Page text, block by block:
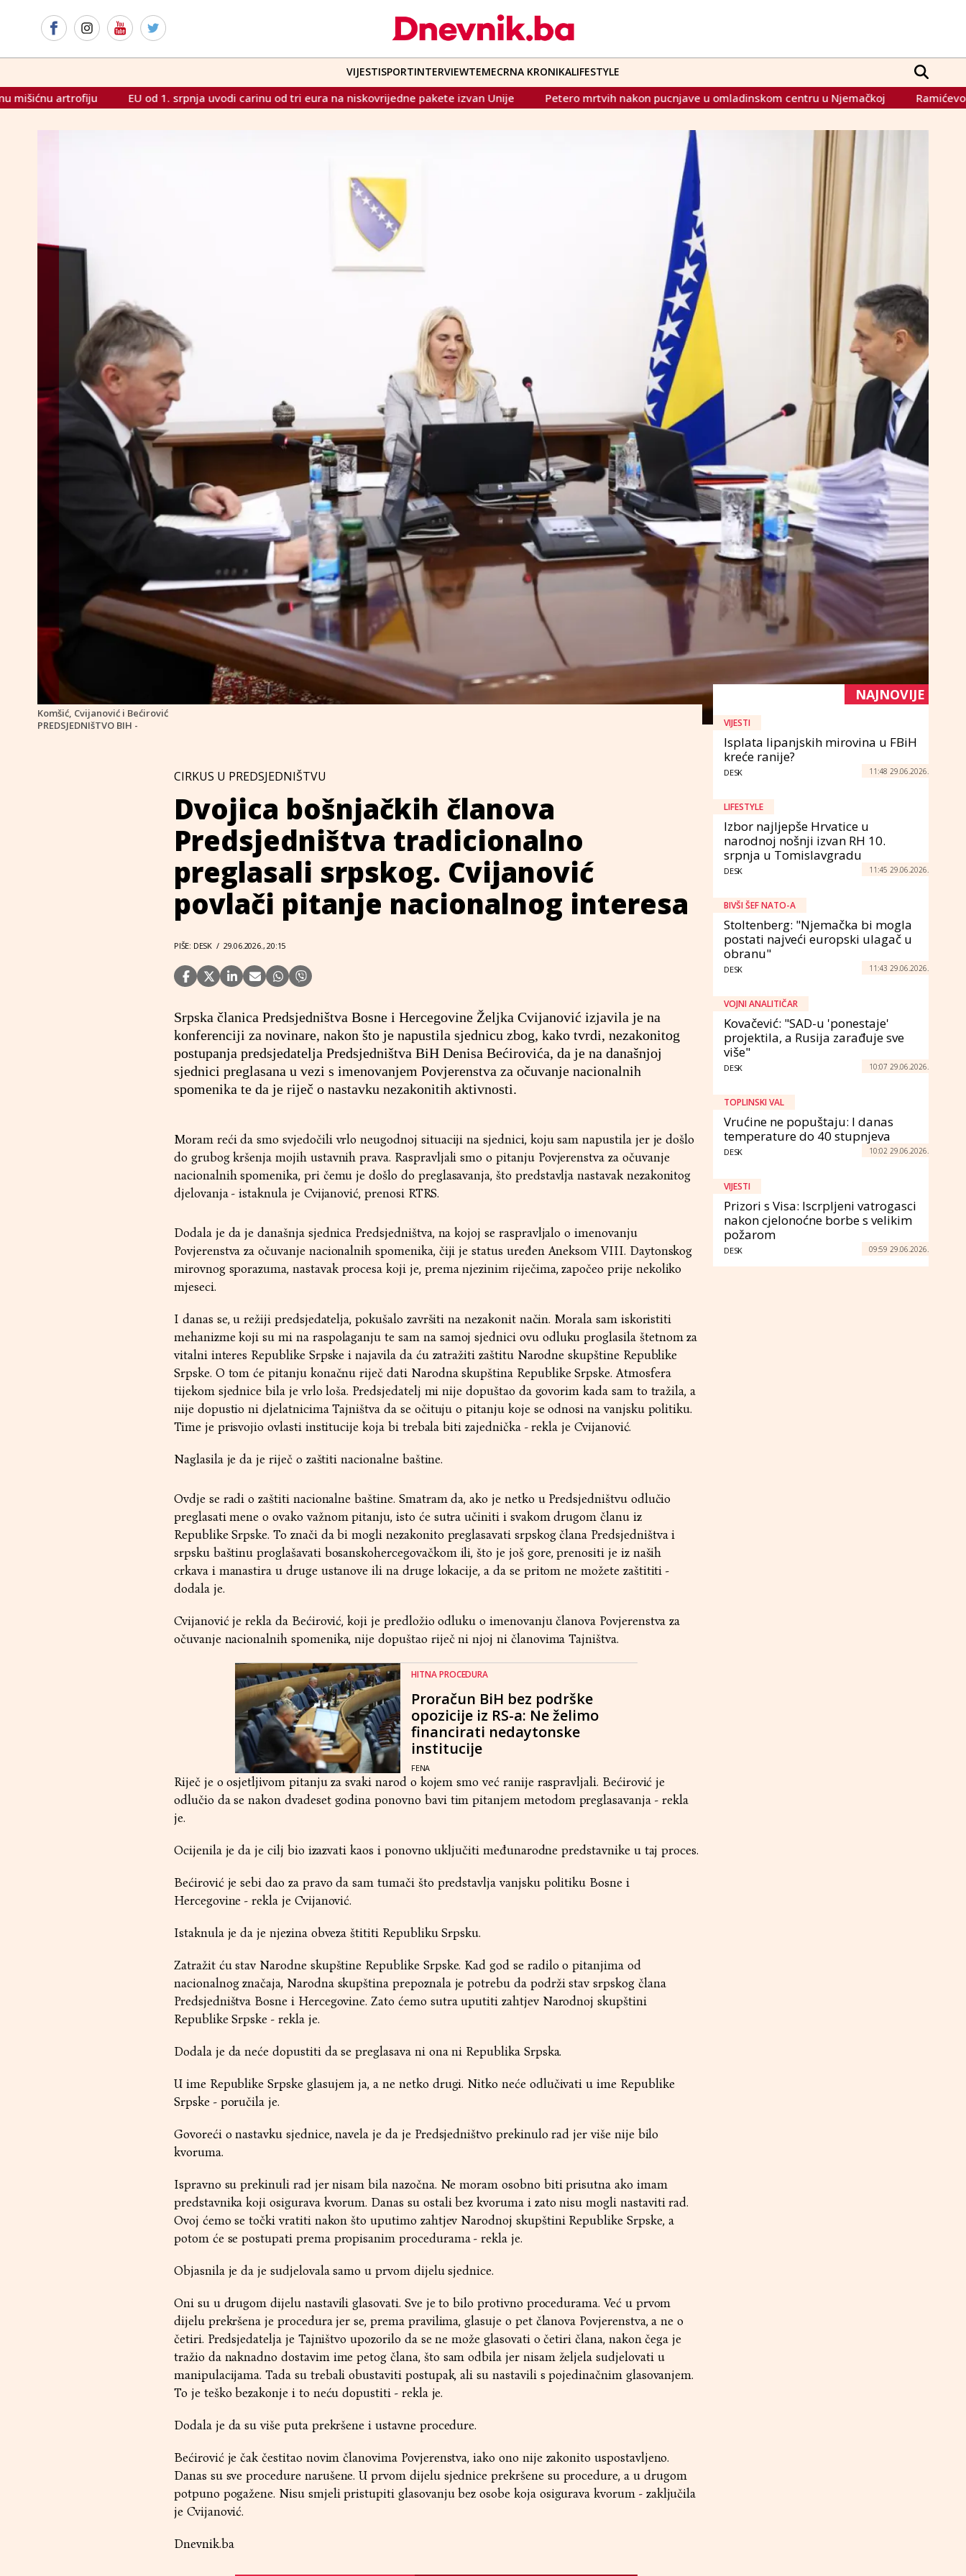
VIJESTISPORTINTERVIEWTEMECRNA KRONIKALIFESTYLE
uvodi carinu od tri eura na niskovrijedne pakete izvan Unije Petero mrtvih nakon pucnjave u omladinskom centru u Njemačkoj Ramićevo zapažanje: Bošnjaci radije
Komšić, Cvijanović i Bećirović
PREDSJEDNIšTVO BIH -
CIRKUS U PREDSJEDNIŠTVU
Dvojica bošnjačkih članova
Predsjedništva tradicionalno
preglasali srpskog. Cvijanović
povlači pitanje nacionalnog interesa
PIŠE: DESK / 29.06.2026., 20:15
Srpska članica Predsjedništva Bosne i Hercegovine Željka Cvijanović izjavila je na
konferenciji za novinare, nakon što je napustila sjednicu zbog, kako tvrdi, nezakonitog
postupanja predsjedatelja Predsjedništva BiH Denisa Bećirovića, da je na današnjoj
sjednici preglasana u vezi s imenovanjem Povjerenstva za očuvanje nacionalnih
spomenika te da je riječ o nastavku nezakonitih aktivnosti.
Moram reći da smo svjedočili vrlo neugodnoj situaciji na sjednici, koju sam napustila jer je došlo
do grubog kršenja mojih ustavnih prava. Raspravljali smo o pitanju Povjerenstva za očuvanje
nacionalnih spomenika, pri čemu je došlo do preglasavanja, što predstavlja nastavak nezakonitog
djelovanja - istaknula je Cvijanović, prenosi RTRS.
Dodala je da je današnja sjednica Predsjedništva, na kojoj se raspravljalo o imenovanju
Povjerenstva za očuvanje nacionalnih spomenika, čiji je status uređen Aneksom VIII. Daytonskog
mirovnog sporazuma, nastavak procesa koji je, prema njezinim riječima, započeo prije nekoliko
mjeseci.
I danas se, u režiji predsjedatelja, pokušalo završiti na nezakonit način. Morala sam iskoristiti
mehanizme koji su mi na raspolaganju te sam na samoj sjednici ovu odluku proglasila štetnom za
vitalni interes Republike Srpske i najavila da ću zatražiti zaštitu Narodne skupštine Republike
Srpske. O tom će pitanju konačnu riječ dati Narodna skupština Republike Srpske. Atmosfera
tijekom sjednice bila je vrlo loša. Predsjedatelj mi nije dopuštao da govorim kada sam to tražila, a
nije dopustio ni djelatnicima Tajništva da se očituju o pitanju koje se odnosi na vanjsku politiku.
Time je prisvojio ovlasti institucije koja bi trebala biti zajednička - rekla je Cvijanović.
Naglasila je da je riječ o zaštiti nacionalne baštine.
Ovdje se radi o zaštiti nacionalne baštine. Smatram da, ako je netko u Predsjedništvu odlučio
preglasati mene o ovako važnom pitanju, isto će sutra učiniti i svakom drugom članu iz
Republike Srpske. To znači da bi mogli nezakonito preglasavati srpskog člana Predsjedništva i
srpsku baštinu proglašavati bosanskohercegovačkom ili, što je još gore, prenositi je iz naših
crkava i manastira u druge ustanove ili na druge lokacije, a da se pritom ne možete zaštititi -
dodala je.
Cvijanović je rekla da Bećirović, koji je predložio odluku o imenovanju članova Povjerenstva za
očuvanje nacionalnih spomenika, nije dopuštao riječ ni njoj ni članovima Tajništva.
HITNA PROCEDURA
Proračun BiH bez podrške
opozicije iz RS-a: Ne želimo
financirati nedaytonske
institucije
FENA
Riječ je o osjetljivom pitanju za svaki narod o kojem smo već ranije raspravljali. Bećirović je
odlučio da se nakon dvadeset godina ponovno bavi tim pitanjem metodom preglasavanja - rekla
je.
Ocijenila je da je cilj bio izazvati kaos i ponovno uključiti međunarodne predstavnike u taj proces.
Bećirović je sebi dao za pravo da sam tumači što predstavlja vanjsku politiku Bosne i
Hercegovine - rekla je Cvijanović.
Istaknula je da je njezina obveza štititi Republiku Srpsku.
Zatražit ću stav Narodne skupštine Republike Srpske. Kad god se radilo o pitanjima od
nacionalnog značaja, Narodna skupština prepoznala je potrebu da podrži stav srpskog člana
Predsjedništva Bosne i Hercegovine. Zato ćemo sutra uputiti zahtjev Narodnoj skupštini
Republike Srpske - rekla je.
Dodala je da neće dopustiti da se preglasava ni ona ni Republika Srpska.
U ime Republike Srpske glasujem ja, a ne netko drugi. Nitko neće odlučivati u ime Republike
Srpske - poručila je.
Govoreći o nastavku sjednice, navela je da je Predsjedništvo prekinulo rad jer više nije bilo
kvoruma.
Ispravno su prekinuli rad jer nisam bila nazočna. Ne moram osobno biti prisutna ako imam
predstavnika koji osigurava kvorum. Danas su ostali bez kvoruma i zato nisu mogli nastaviti rad.
Ovoj ćemo se točki vratiti nakon što uputimo zahtjev Narodnoj skupštini Republike Srpske, a
potom će se postupati prema propisanim procedurama - rekla je.
Objasnila je da je sudjelovala samo u prvom dijelu sjednice.
Oni su u drugom dijelu nastavili glasovati. Sve je to bilo protivno procedurama. Već u prvom
dijelu prekršena je procedura jer se, prema pravilima, glasuje o pet članova Povjerenstva, a ne o
četiri. Predsjedatelja je Tajništvo upozorilo da se ne može glasovati o četiri člana, nakon čega je
tražio da naknadno dostavim ime petog člana, što sam odbila jer nisam željela sudjelovati u
manipulacijama. Tada su trebali obustaviti postupak, ali su nastavili s pojedinačnim glasovanjem.
To je teško bezakonje i to neću dopustiti - rekla je.
Dodala je da su više puta prekršene i ustavne procedure.
Bećirović je čak čestitao novim članovima Povjerenstva, iako ono nije zakonito uspostavljeno.
Danas su sve procedure narušene. U prvom dijelu sjednice prekršene su procedure, a u drugom
potpuno pogažene. Nisu smjeli pristupiti glasovanju bez osobe koja osigurava kvorum - zaključila
je Cvijanović.
Dnevnik.ba
NAJNOVIJE
VIJESTI
Isplata lipanjskih mirovina u FBiH
kreće ranije?
DESK 11:48 29.06.2026.
LIFESTYLE
Izbor najljepše Hrvatice u
narodnoj nošnji izvan RH 10.
srpnja u Tomislavgradu
DESK 11:45 29.06.2026.
BIVŠI ŠEF NATO-A
Stoltenberg: "Njemačka bi mogla
postati najveći europski ulagač u
obranu"
DESK 11:43 29.06.2026.
VOJNI ANALITIČAR
Kovačević: "SAD-u 'ponestaje'
projektila, a Rusija zarađuje sve
više"
DESK 10:07 29.06.2026.
TOPLINSKI VAL
Vrućine ne popuštaju: I danas
temperature do 40 stupnjeva
DESK 10:02 29.06.2026.
VIJESTI
Prizori s Visa: Iscrpljeni vatrogasci
nakon cjelonoćne borbe s velikim
požarom
DESK 09:59 29.06.2026.